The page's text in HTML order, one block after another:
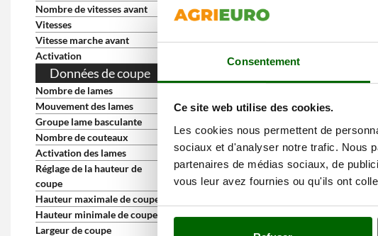
Consentement
Ce site web utilise des cookies.
Les cookies nous permettent de
sociaux et d'analyser notre trafic. Nous
partenaires de médias sociaux, de
vous leur avez fournies ou qu'ils ont
Nombre de vitesses avant
Vitesses
Monovitesse
Vitesse marche avant
2 km/h
Activation
Poignée sur le guidon
Données de coupe
Nombre de lames
Mouvement des lames
Double lame
Groupe lame basculante
Nombre de couteaux
34
Activation des lames
Avec levier sur le manche
Réglage de la hauteur de
coupe
Deux patins réglables
Hauteur maximale de coupe
Hauteur minimale de coupe
20 mm
Largeur de coupe
Temps de